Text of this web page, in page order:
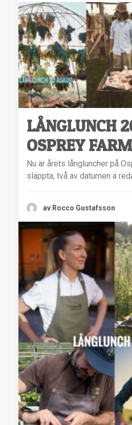
LÅNGLUNCH
OSPREY
Nu är årets långluncher på
släppta, två av datumen ä
av Rocco Gustafsson